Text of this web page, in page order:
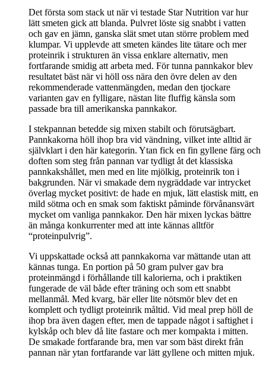
Det första som stack ut när vi testade Star Nutrition var hur
lätt smeten gick att blanda. Pulvret löste sig snabbt i vatten
och gav en jämn, ganska slät smet utan större problem med
klumpar. Vi upplevde att smeten kändes lite tätare och mer
proteinrik i strukturen än vissa enklare alternativ, men
fortfarande smidig att arbeta med. För tunna pannkakor blev
resultatet bäst när vi höll oss nära den övre delen av den
rekommenderade vattenmängden, medan den tjockare
varianten gav en fylligare, nästan lite fluffig känsla som
passade bra till amerikanska pannkakor.
I stekpannan betedde sig mixen stabilt och förutsägbart.
Pannkakorna höll ihop bra vid vändning, vilket inte alltid är
självklart i den här kategorin. Ytan fick en fin gyllene färg och
doften som steg från pannan var tydligt åt det klassiska
pannkakshållet, men med en lite mjölkig, proteinrik ton i
bakgrunden. När vi smakade dem nygräddade var intrycket
överlag mycket positivt: de hade en mjuk, lätt elastisk mitt, en
mild sötma och en smak som faktiskt påminde förvånansvärt
mycket om vanliga pannkakor. Den här mixen lyckas bättre
än många konkurrenter med att inte kännas alltför
“proteinpulvrig”.
Vi uppskattade också att pannkakorna var mättande utan att
kännas tunga. En portion på 50 gram pulver gav bra
proteinmängd i förhållande till kalorierna, och i praktiken
fungerade de väl både efter träning och som ett snabbt
mellanmål. Med kvarg, bär eller lite nötsmör blev det en
komplett och tydligt proteinrik måltid. Vid meal prep höll de
ihop bra även dagen efter, men de tappade något i saftighet i
kylskåp och blev då lite fastare och mer kompakta i mitten.
De smakade fortfarande bra, men var som bäst direkt från
pannan när ytan fortfarande var lätt gyllene och mitten mjuk.